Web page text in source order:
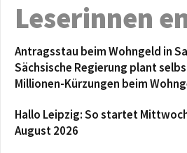
Leserinnen
Antragsstau beim Wohngeld in
Sächsische Regierung plant
Millionen-Kürzungen beim
Hallo Leipzig: So startet
August 2026